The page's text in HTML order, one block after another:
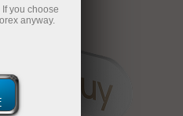
you choose
anyway.